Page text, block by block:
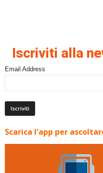
Iscriviti alla
Email Address
Scarica l'app per